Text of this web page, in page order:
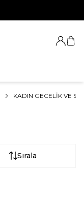
Giriş
KADIN GECELIK VE
Sırala